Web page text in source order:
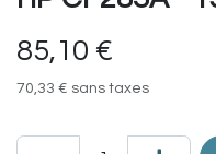
85,10 €
70,33 € sans taxes